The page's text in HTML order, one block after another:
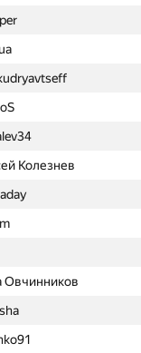
Колезнев
Овчинников